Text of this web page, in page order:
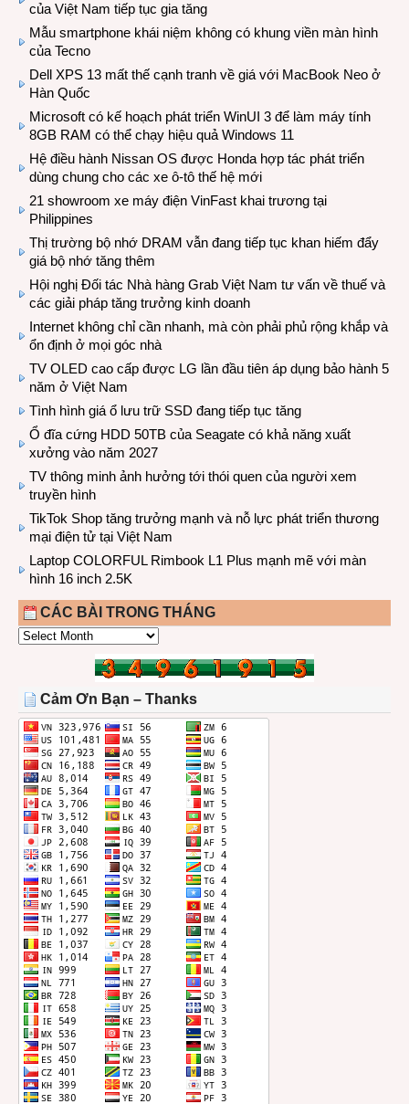
của Việt Nam tiếp tục gia tăng
Mẫu smartphone khái niệm không có khung viền màn hình
của Tecno
Dell XPS 13 mất thế cạnh tranh về giá với MacBook Neo ở
Hàn Quốc
Microsoft có kế hoạch phát triển WinUI 3 để làm máy tính
8GB RAM có thể chạy hiệu quả Windows 11
Hệ điều hành Nissan OS được Honda hợp tác phát triển
dùng chung cho các xe ô-tô thế hệ mới
21 showroom xe máy điện VinFast khai trương tại
Philippines
Thị trường bộ nhớ DRAM vẫn đang tiếp tục khan hiếm đẩy
giá bộ nhớ tăng thêm
Hội nghị Đối tác Nhà hàng Grab Việt Nam tư vấn về thuế và
các giải pháp tăng trưởng kinh doanh
Internet không chỉ cần nhanh, mà còn phải phủ rộng khắp và
ổn định ở mọi góc nhà
TV OLED cao cấp được LG lần đầu tiên áp dụng bảo hành 5
năm ở Việt Nam
Tình hình giá ổ lưu trữ SSD đang tiếp tục tăng
Ổ đĩa cứng HDD 50TB của Seagate có khả năng xuất
xưởng vào năm 2027
TV thông minh ảnh hưởng tới thói quen của người xem
truyền hình
TikTok Shop tăng trưởng mạnh và nỗ lực phát triển thương
mại điện tử tại Việt Nam
Laptop COLORFUL Rimbook L1 Plus mạnh mẽ với màn
hình 16 inch 2.5K
CÁC BÀI TRONG THÁNG
CÁC
THÁNG
Cảm Ơn Bạn – Thanks